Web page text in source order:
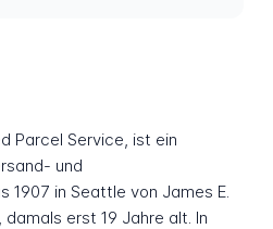
Parcel Service, ist ein
und
1907 in Seattle von James E.
erst 19 Jahre alt. In